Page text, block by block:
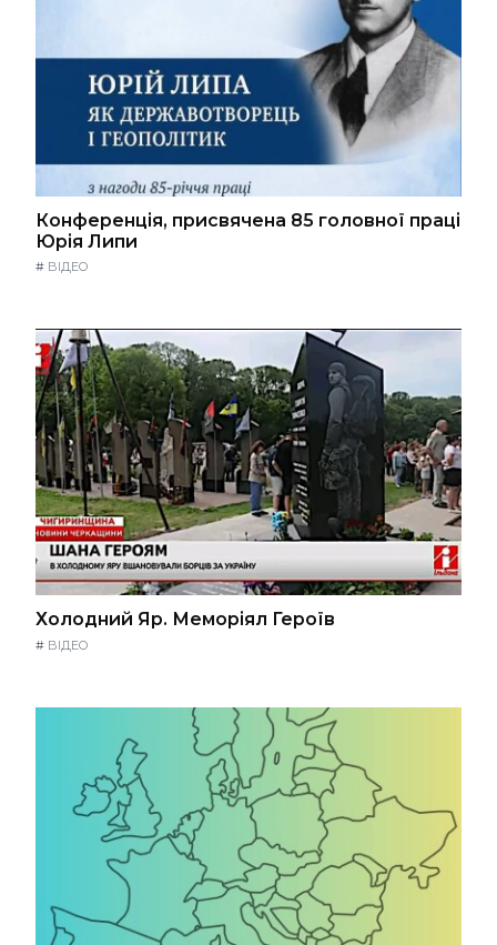
Конференція, присвячена 85 головної праці
Юрія Липи
# ВІДЕО
Холодний Яр. Меморіял Героїв
# ВІДЕО